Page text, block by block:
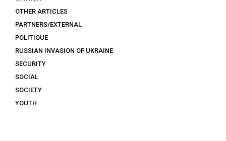
OTHER ARTICLES
PARTNERS/EXTERNAL
POLITIQUE
RUSSIAN INVASION OF UKRAINE
SECURITY
SOCIAL
SOCIETY
YOUTH